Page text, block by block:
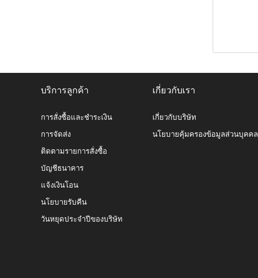
บริการลูกค้า
การสั่งซื้อและชำระเงิน
การจัดส่ง
ติดตามรายการสั่งซื้อ
บัญชีธนาคาร
แจ้งเงินโอน
นโยบายรับคืน
วันหยุดประจำปีของบริษัท
เกี่ยวกับเรา
เกี่ยวกับบริษัท
นโยบายคุ้มครองข้อมูลส่วนบุคคล